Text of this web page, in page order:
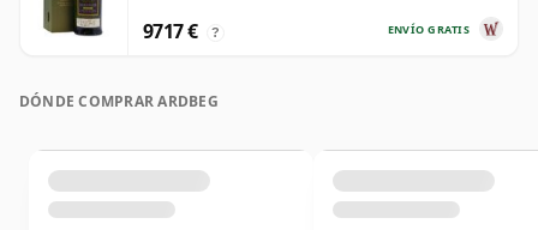
ENVÍO GRATIS
9717 € ?
DÓNDE COMPRAR ARDBEG